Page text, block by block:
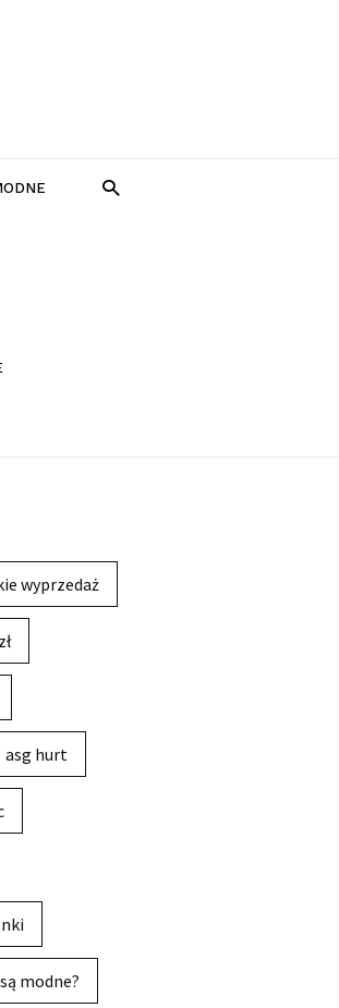
wyprzedaż
asg hurt
modne?